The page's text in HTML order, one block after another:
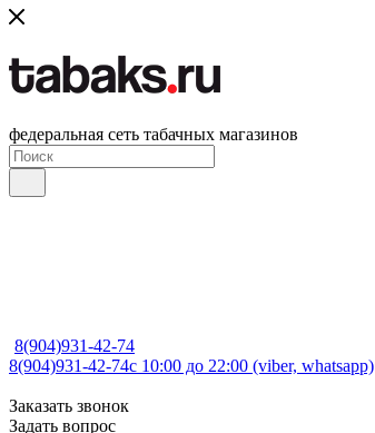
федеральная сеть табачных магазинов
8(904)931-42-74
8(904)931-42-74с 10:00 до 22:00 (viber, whatsapp)
Заказать звонок
Задать вопрос